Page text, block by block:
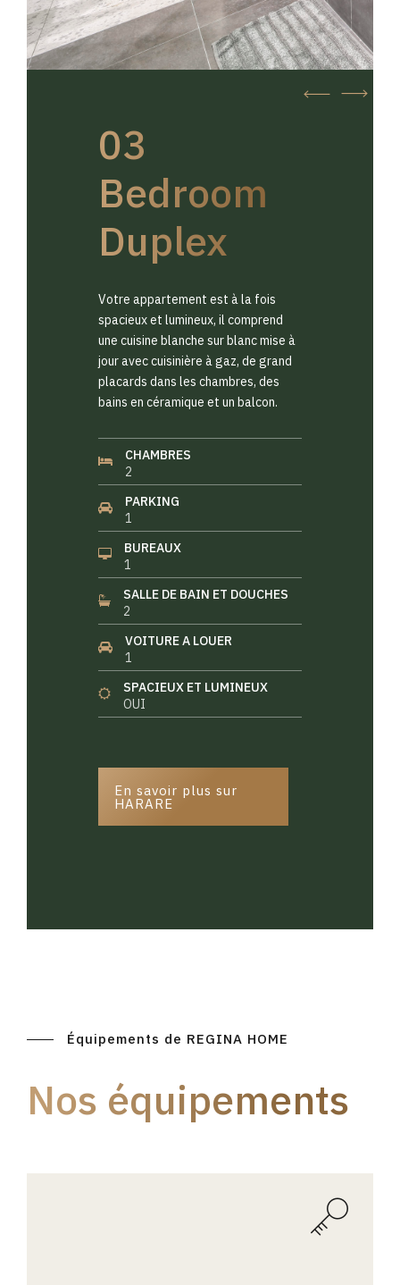
03
Bedroom
Duplex
Votre appartement est à la fois
spacieux et lumineux, il comprend
une cuisine blanche sur blanc mise à
jour avec cuisinière à gaz, de grand
placards dans les chambres, des
bains en céramique et un balcon.
CHAMBRES
2
PARKING
1
BUREAUX
1
SALLE DE BAIN ET DOUCHES
2
VOITURE A LOUER
1
SPACIEUX ET LUMINEUX
OUI
En savoir plus sur
HARARE
Équipements de REGINA HOME
Nos équipements